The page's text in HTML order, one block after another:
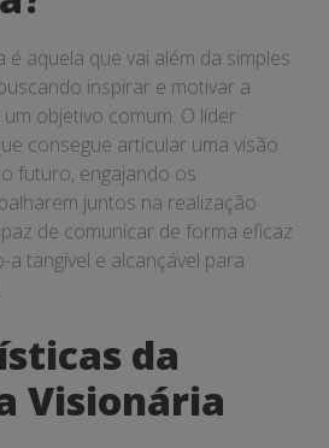
é aquela que vai além da simples
inspirar e motivar a
objetivo comum. O líder
consegue articular uma visão
futuro, engajando os
juntos na realização
de comunicar de forma eficaz
tangível e alcançável para
da
Visionária